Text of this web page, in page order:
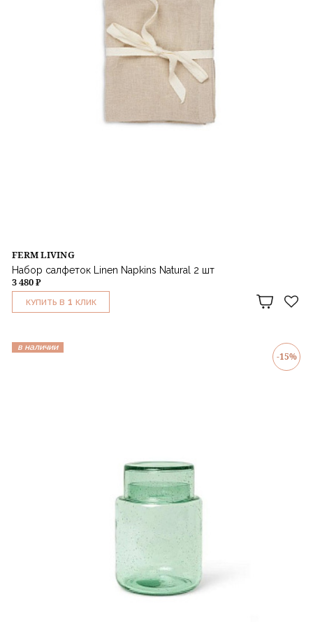
FERM LIVING
Набор салфеток Linen Napkins Natural 2 шт
3 480 ₽
КУПИТЬ В 1 КЛИК
в наличии
-15%